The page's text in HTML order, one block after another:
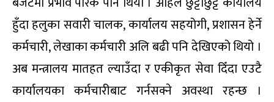
हुँदा हलुका सवारी चालक, कार्यालय सहयोगी, प्रशासन हेर्ने
कर्मचारी, लेखाका कर्मचारी अलि बढी पनि देखिएको थियो ।
अब मन्त्रालय मातहत ल्याउँदा र एकीकृत सेवा दिँदा एउटै
कार्यालयका कर्मचारीबाट गर्नसक्ने अवस्था रहन्छ ।